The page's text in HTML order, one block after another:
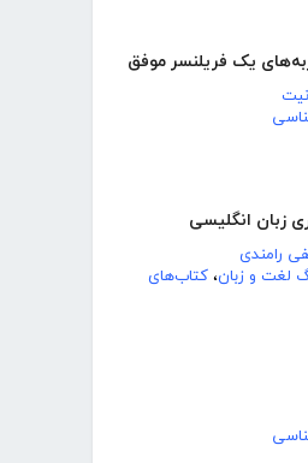
یک فریلنسر موفق
رامندی
لغت و زبان، کتاب‌های